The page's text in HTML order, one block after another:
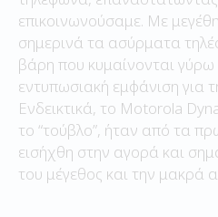
επικοινωνούσαμε. Με
σημερινά τα ασύρματα
βάρη που κυμαίνονται γύρω
εντυπωσιακή εμφάνιση για
Ενδεικτικά, το Motorola
το “τούβλο”, ήταν από τα
εισήχθη στην αγορά και
του μέγεθος και την μακρά